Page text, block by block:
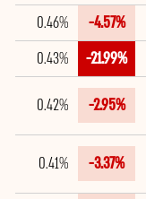
-4.57%
0.46%
-21.99%
0.43%
-2.95%
0.42%
-3.37%
0.41%